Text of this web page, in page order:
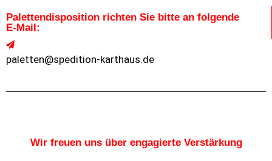
Palettendisposition richten Sie bitte an folgende
E-Mail:
paletten@spedition-karthaus.de
Wir freuen uns über engagierte Verstärkung